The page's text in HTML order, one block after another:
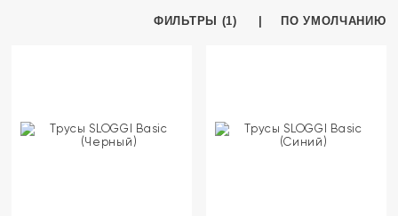
ФИЛЬТРЫ (1) ПО УМОЛЧАНИЮ